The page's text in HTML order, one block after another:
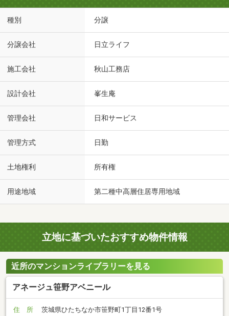
種別 分譲
分譲会社 日立ライフ
施工会社 秋山工務店
設計会社 峯生庵
管理会社 日和サービス
管理方式 日勤
土地権利 所有権
用途地域 第二種中高層住居専用地域
立地に基づいたおすすめ物件情報
近所のマンションライブラリーを見る
アネージュ笹野アベニール
住 所
茨城県ひたちなか市笹野町1丁目12番1号